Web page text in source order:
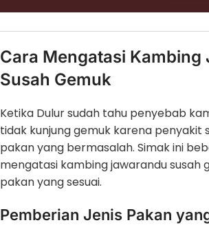
Cara Mengatasi Kambing
Susah Gemuk
Ketika Dulur sudah tahu penyebab
tidak kunjung gemuk karena penyakit
pakan yang bermasalah. Simak ini
mengatasi kambing jawarandu susah
pakan yang sesuai.
Pemberian Jenis Pakan